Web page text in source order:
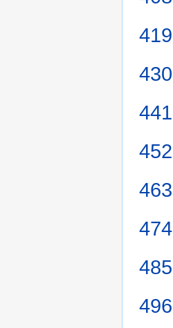
419
430
441
452
463
474
485
496